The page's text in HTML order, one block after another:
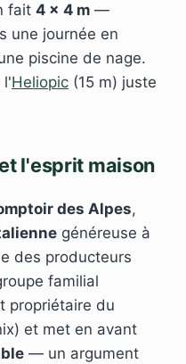
fait 4 × 4 m —
une journée en
piscine de nage.
l'Heliopic (15 m) juste
l'esprit maison
des Alpes,
généreuse à
des producteurs
familial
propriétaire du
et met en avant
— un argument